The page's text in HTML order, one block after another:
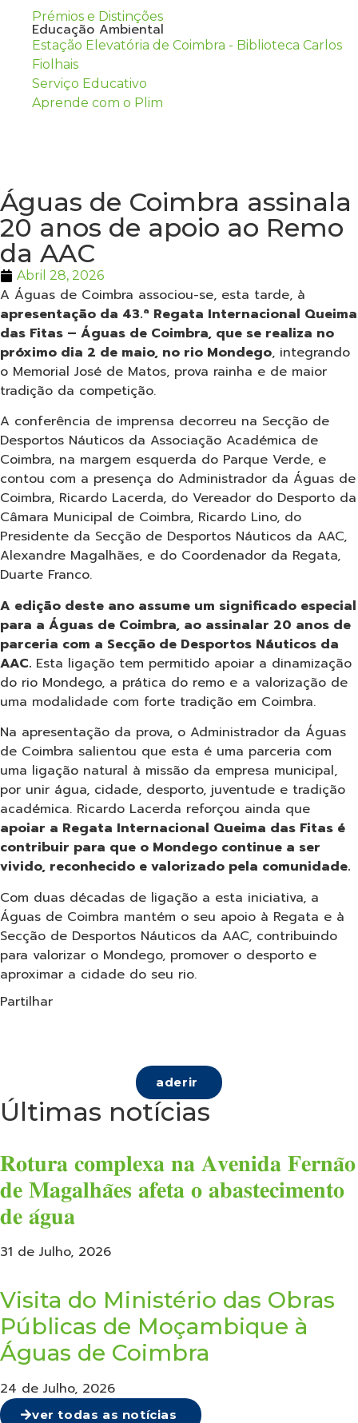
Prémios e Distinções
Educação Ambiental
Estação Elevatória de Coimbra - Biblioteca Carlos
Fiolhais
Serviço Educativo
Aprende com o Plim
Águas de Coimbra assinala
20 anos de apoio ao Remo
da AAC
Abril 28, 2026
A Águas de Coimbra associou-se, esta tarde, à
apresentação da 43.ª Regata Internacional Queima
das Fitas – Águas de Coimbra, que se realiza no
próximo dia 2 de maio, no rio Mondego, integrando
o Memorial José de Matos, prova rainha e de maior
tradição da competição.
A conferência de imprensa decorreu na Secção de
Desportos Náuticos da Associação Académica de
Coimbra, na margem esquerda do Parque Verde, e
contou com a presença do Administrador da Águas de
Coimbra, Ricardo Lacerda, do Vereador do Desporto da
Câmara Municipal de Coimbra, Ricardo Lino, do
Presidente da Secção de Desportos Náuticos da AAC,
Alexandre Magalhães, e do Coordenador da Regata,
Duarte Franco.
A edição deste ano assume um significado especial
para a Águas de Coimbra, ao assinalar 20 anos de
parceria com a Secção de Desportos Náuticos da
AAC. Esta ligação tem permitido apoiar a dinamização
do rio Mondego, a prática do remo e a valorização de
uma modalidade com forte tradição em Coimbra.
Na apresentação da prova, o Administrador da Águas
de Coimbra salientou que esta é uma parceria com
uma ligação natural à missão da empresa municipal,
por unir água, cidade, desporto, juventude e tradição
académica. Ricardo Lacerda reforçou ainda que
apoiar a Regata Internacional Queima das Fitas é
contribuir para que o Mondego continue a ser
vivido, reconhecido e valorizado pela comunidade.
Com duas décadas de ligação a esta iniciativa, a
Águas de Coimbra mantém o seu apoio à Regata e à
Secção de Desportos Náuticos da AAC, contribuindo
para valorizar o Mondego, promover o desporto e
aproximar a cidade do seu rio.
Partilhar
aderir
Últimas notícias
𝐑𝐨𝐭𝐮𝐫𝐚 𝐜𝐨𝐦𝐩𝐥𝐞𝐱𝐚 𝐧𝐚 𝐀𝐯𝐞𝐧𝐢𝐝𝐚 𝐅𝐞𝐫𝐧𝐚̃𝐨
𝐝𝐞 𝐌𝐚𝐠𝐚𝐥𝐡𝐚̃𝐞𝐬 𝐚𝐟𝐞𝐭𝐚 𝐨 𝐚𝐛𝐚𝐬𝐭𝐞𝐜𝐢𝐦𝐞𝐧𝐭𝐨
𝐝𝐞 𝐚́𝐠𝐮𝐚
31 de Julho, 2026
Visita do Ministério das Obras
Públicas de Moçambique à
Águas de Coimbra
24 de Julho, 2026
ver todas as notícias